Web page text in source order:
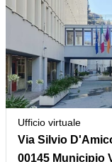
Ufficio virtuale
Via Silvio
00145 Municipio